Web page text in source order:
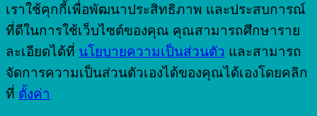
เราใช้คุกกี้เพื่อพัฒนาประสิทธิภาพ และประสบการณ์
ที่ดีในการใช้เว็บไซต์ของคุณ คุณสามารถศึกษาราย
ละเอียดได้ที่ นโยบายความเป็นส่วนตัว และสามารถ
จัดการความเป็นส่วนตัวเองได้ของคุณได้เองโดยคลิก
ที่ ตั้งค่า